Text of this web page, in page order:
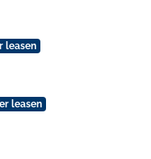
leasen
leasen